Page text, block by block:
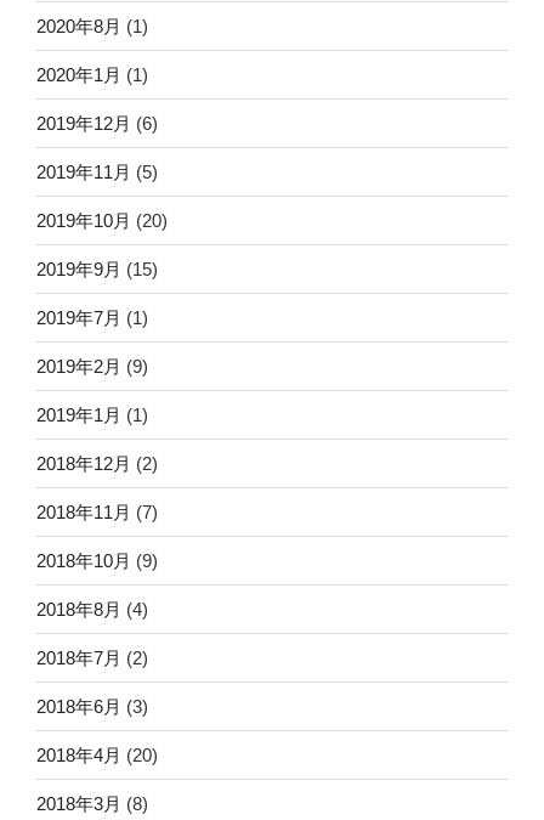
2020年8月 (1)
2020年1月 (1)
2019年12月 (6)
2019年11月 (5)
2019年10月 (20)
2019年9月 (15)
2019年7月 (1)
2019年2月 (9)
2019年1月 (1)
2018年12月 (2)
2018年11月 (7)
2018年10月 (9)
2018年8月 (4)
2018年7月 (2)
2018年6月 (3)
2018年4月 (20)
2018年3月 (8)